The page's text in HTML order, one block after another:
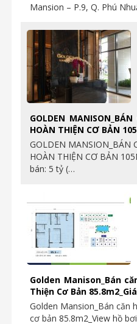
Mansion – P.9, Q. Phú
GOLDEN
HOÀN THIỆN CƠ BẢN
GOLDEN MANSION_BÁN
HOÀN THIỆN CƠ BẢN
bán: 5 tỷ (…
Golden Manison_Bán
Thiện Cơ Bản
Golden Mansion_Bán căn
cơ bản 85.8m2_View hồ